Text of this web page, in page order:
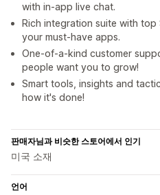
with in-app live chat.
Rich integration suite with
your must-have apps.
One-of-a-kind customer
people want you to grow!
Smart tools, insights and
how it's done!
판매자님과 비슷한 스토어에서 인기
미국 소재
언어